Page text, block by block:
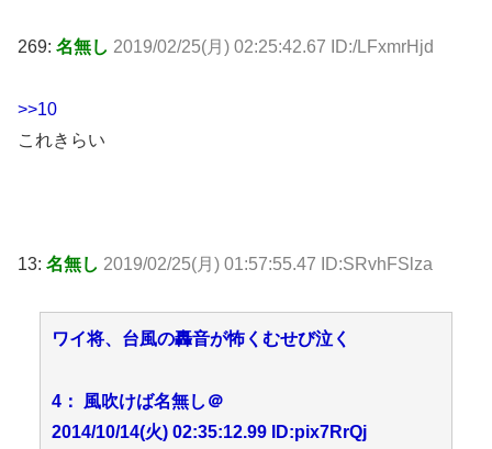
269: 名無し 2019/02/25(月) 02:25:42.67 ID:/LFxmrHjd
>>10
これきらい
13: 名無し 2019/02/25(月) 01:57:55.47 ID:SRvhFSlza
ワイ将、台風の轟音が怖くむせび泣く
4： 風吹けば名無し＠
2014/10/14(火) 02:35:12.99 ID:pix7RrQj